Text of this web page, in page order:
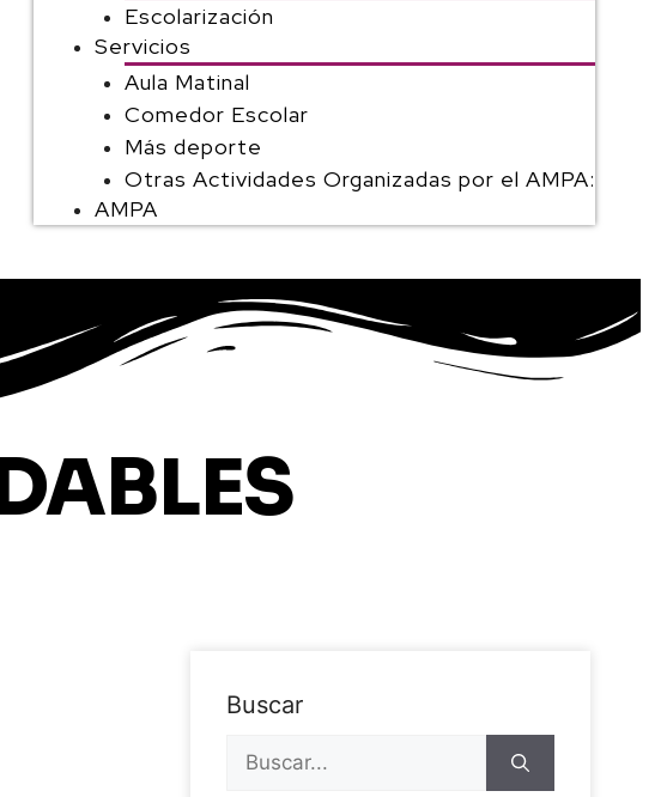
Escolarización
Servicios
Aula Matinal
Comedor Escolar
Más deporte
Otras Actividades Organizadas por el AMPA:
AMPA
Buscar